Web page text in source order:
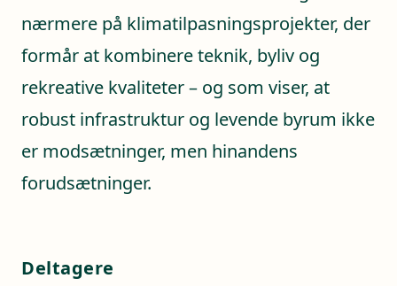
nærmere på klimatilpasningsprojekter, der
formår at kombinere teknik, byliv og
rekreative kvaliteter – og som viser, at
robust infrastruktur og levende byrum ikke
er modsætninger, men hinandens
forudsætninger.
Deltagere